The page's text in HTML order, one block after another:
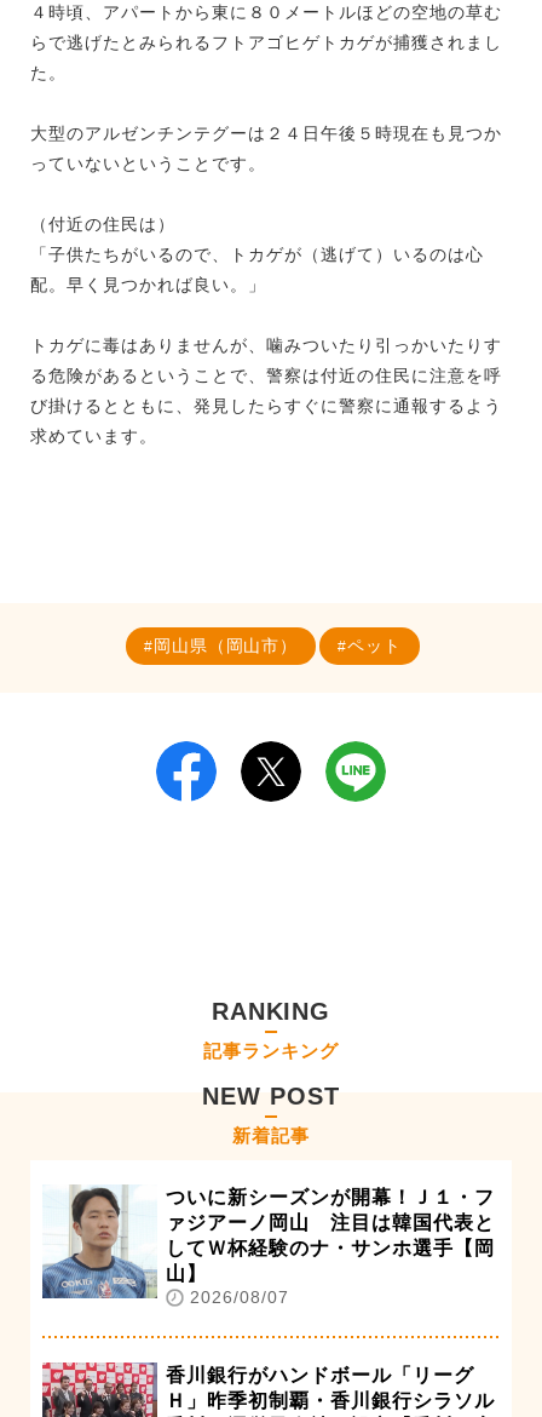
４時頃、アパートから東に８０メートルほどの空地の草む
らで逃げたとみられるフトアゴヒゲトカゲが捕獲されまし
た。
大型のアルゼンチンテグーは２４日午後５時現在も見つか
っていないということです。
（付近の住民は）
「子供たちがいるので、トカゲが（逃げて）いるのは心
配。早く見つかれば良い。」
トカゲに毒はありませんが、噛みついたり引っかいたりす
る危険があるということで、警察は付近の住民に注意を呼
び掛けるとともに、発見したらすぐに警察に通報するよう
求めています。
岡山県（岡山市） ペット
RANKING
記事ランキング
NEW POST
新着記事
ついに新シーズンが開幕！Ｊ１・フ
ァジアーノ岡山 注目は韓国代表と
してＷ杯経験のナ・サンホ選手【岡
山】
2026/08/07
香川銀行がハンドボール「リーグ
Ｈ」昨季初制覇・香川銀行シラソル